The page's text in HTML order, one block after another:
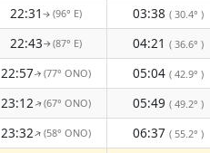
22:31 ↑(96° E) 03:38 ( 30.4° )
22:43↑(87° E) 04:21 ( 36.6° )
22:57↑(77° ONO) 05:04 ( 42.9° )
23:12↑(67° ONO) 05:49 ( 49.2° )
23:32↑(58° ONO) 06:37 ( 55.2° )